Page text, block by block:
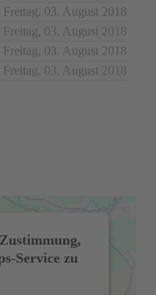
Freitag, 03. August 2018
Freitag, 03. August 2018
Freitag, 03. August 2018
Freitag, 03. August 2018
Service zu